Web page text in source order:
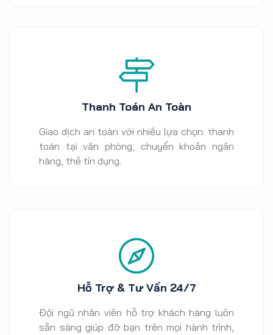
Thanh Toán An Toàn
Giao dịch an toàn với nhiều lựa chọn: thanh
toán tại văn phòng, chuyển khoản ngân
hàng, thẻ tín dụng.
Hỗ Trợ & Tư Vấn 24/7
Đội ngũ nhân viên hỗ trợ khách hàng luôn
sẵn sàng giúp đỡ bạn trên mọi hành trình,